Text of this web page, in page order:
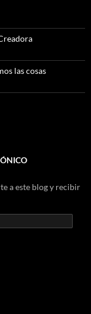
las cosas
a este blog y recibir